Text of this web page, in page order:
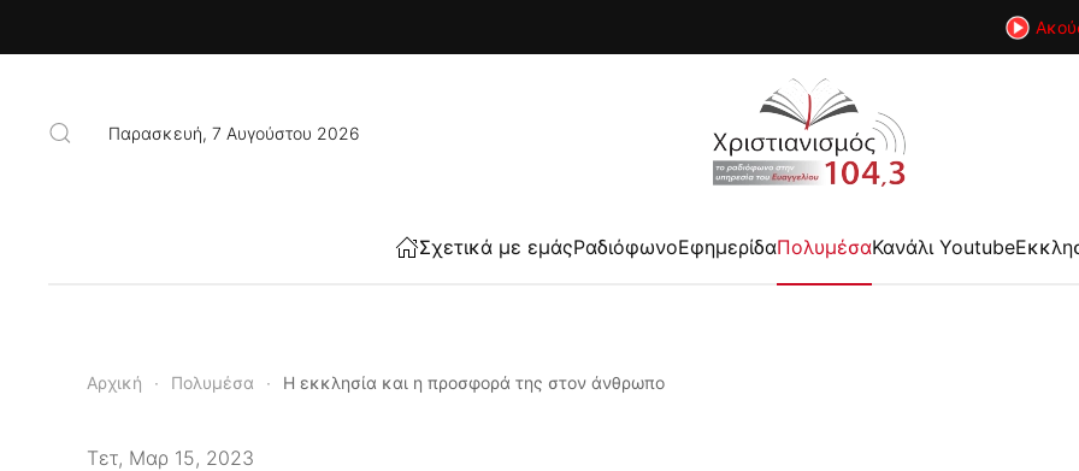
Παρασκευή, 7 Αυγούστου 2026
Σχετικά με εμάςΡαδιόφωνοΕφημερίδαΠολυμέσαΚανάλι Youtube
Αρχική Πολυμέσα Η εκκλησία και η προσφορά της στον άνθρωπο
Τετ, Μαρ 15, 2023